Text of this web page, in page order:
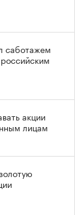
саботажем
акции
лицам